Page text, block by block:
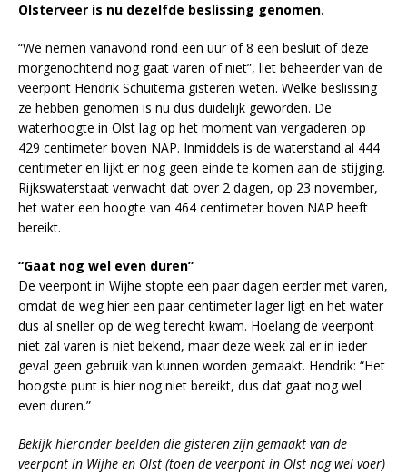
Olsterveer is nu dezelfde beslissing genomen.
“We nemen vanavond rond een uur of 8 een besluit of deze
morgenochtend nog gaat varen of niet”, liet beheerder van de
veerpont Hendrik Schuitema gisteren weten. Welke beslissing
ze hebben genomen is nu dus duidelijk geworden. De
waterhoogte in Olst lag op het moment van vergaderen op
429 centimeter boven NAP. Inmiddels is de waterstand al 444
centimeter en lijkt er nog geen einde te komen aan de stijging.
Rijkswaterstaat verwacht dat over 2 dagen, op 23 november,
het water een hoogte van 464 centimeter boven NAP heeft
bereikt.
“Gaat nog wel even duren”
De veerpont in Wijhe stopte een paar dagen eerder met varen,
omdat de weg hier een paar centimeter lager ligt en het water
dus al sneller op de weg terecht kwam. Hoelang de veerpont
niet zal varen is niet bekend, maar deze week zal er in ieder
geval geen gebruik van kunnen worden gemaakt. Hendrik: “Het
hoogste punt is hier nog niet bereikt, dus dat gaat nog wel
even duren.”
Bekijk hieronder beelden die gisteren zijn gemaakt van de
veerpont in Wijhe en Olst (toen de veerpont in Olst nog wel voer)